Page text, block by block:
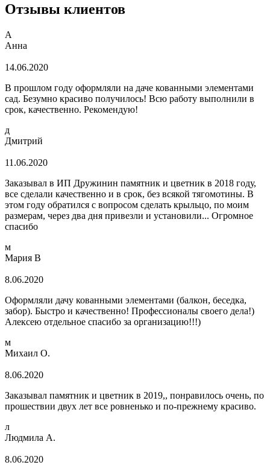
Отзывы клиентов
А
Анна
14.06.2020
В прошлом году оформляли на даче кованными элементами
сад. Безумно красиво получилось! Всю работу выполнили в
срок, качественно. Рекомендую!
д
Дмитрий
11.06.2020
Заказывал в ИП Дружинин памятник и цветник в 2018 году,
все сделали качественно и в срок, без всякой тягомотины. В
этом году обратился с вопросом сделать крыльцо, по моим
размерам, через два дня привезли и установили... Огромное
спасибо
м
Мария В
8.06.2020
Оформляли дачу кованными элементами (балкон, беседка,
забор). Быстро и качественно! Профессионалы своего дела!)
Алексею отдельное спасибо за организацию!!!)
м
Михаил О.
8.06.2020
Заказывал памятник и цветник в 2019,, понравилось очень, по
прошествии двух лет все ровненько и по-прежнему красиво.
л
Людмила А.
8.06.2020